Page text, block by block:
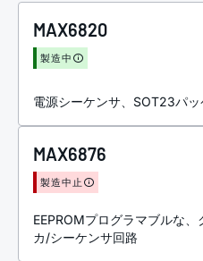
MAX6820
製造中
電源シーケンサ、SOT23パッ
MAX6876
製造中止
EEPROMプログラマブルな
カ/シーケンサ回路